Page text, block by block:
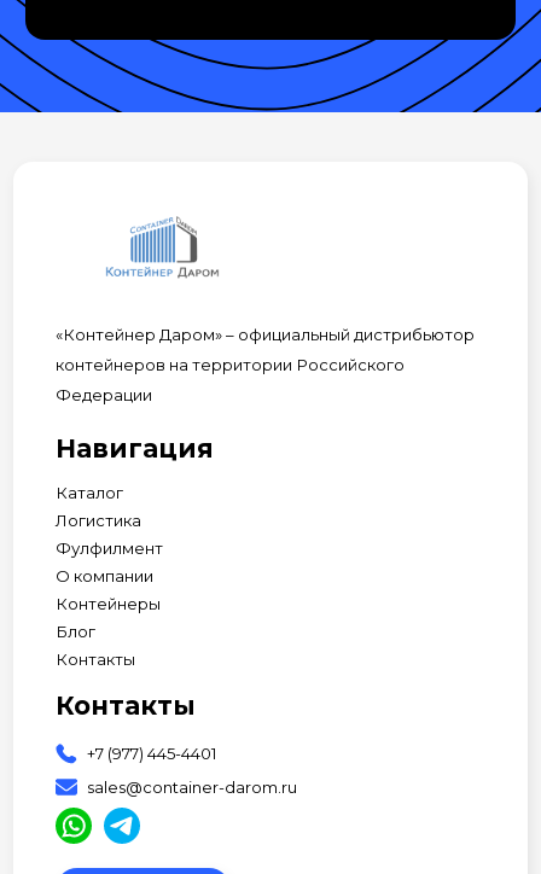
«Контейнер Даром» – официальный дистрибьютор
контейнеров на территории Российского
Федерации
Навигация
Каталог
Логистика
Фулфилмент
О компании
Контейнеры
Блог
Контакты
Контакты
+7 (977) 445-4401
sales@container-darom.ru